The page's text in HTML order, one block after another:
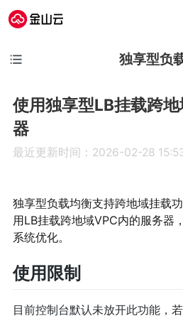
独享型负
使用独享型LB挂载跨
器
最近更新时间：2026-02-28
独享型负载均衡支持跨地域挂载
用LB挂载跨地域VPC内的服务器
系统优化。
使用限制
目前控制台默认未放开此功能，